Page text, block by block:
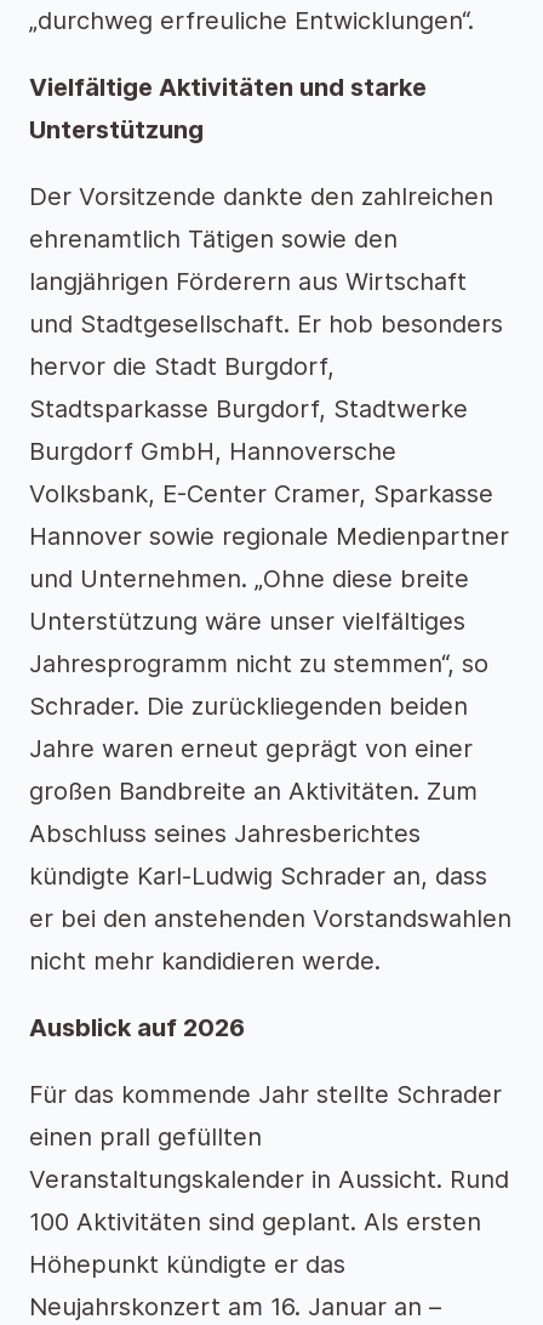
„durchweg erfreuliche Entwicklungen“.
Vielfältige Aktivitäten und starke
Unterstützung
Der Vorsitzende dankte den zahlreichen
ehrenamtlich Tätigen sowie den
langjährigen Förderern aus Wirtschaft
und Stadtgesellschaft. Er hob besonders
hervor die Stadt Burgdorf,
Stadtsparkasse Burgdorf, Stadtwerke
Burgdorf GmbH, Hannoversche
Volksbank, E-Center Cramer, Sparkasse
Hannover sowie regionale Medienpartner
und Unternehmen. „Ohne diese breite
Unterstützung wäre unser vielfältiges
Jahresprogramm nicht zu stemmen“, so
Schrader. Die zurückliegenden beiden
Jahre waren erneut geprägt von einer
großen Bandbreite an Aktivitäten. Zum
Abschluss seines Jahresberichtes
kündigte Karl-Ludwig Schrader an, dass
er bei den anstehenden Vorstandswahlen
nicht mehr kandidieren werde.
Ausblick auf 2026
Für das kommende Jahr stellte Schrader
einen prall gefüllten
Veranstaltungskalender in Aussicht. Rund
100 Aktivitäten sind geplant. Als ersten
Höhepunkt kündigte er das
Neujahrskonzert am 16. Januar an –